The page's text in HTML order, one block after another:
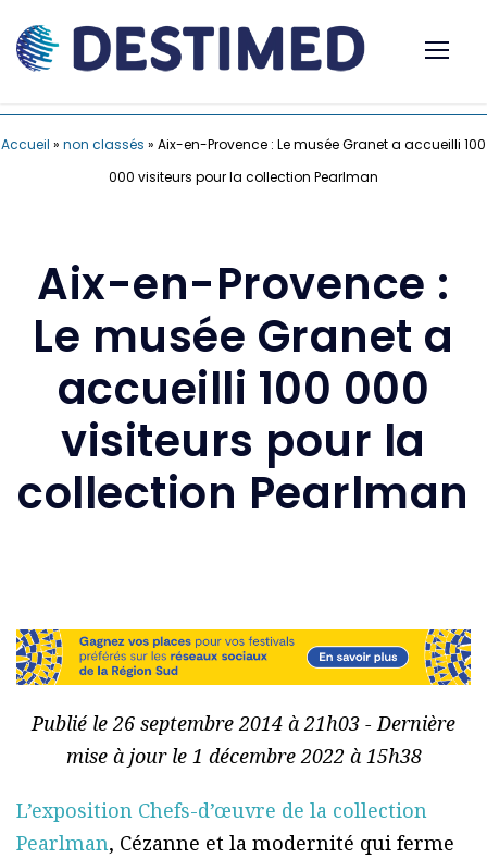
Accueil » non classés » Aix-en-Provence : Le musée Granet a accueilli 100
000 visiteurs pour la collection Pearlman
Aix-en-Provence :
Le musée Granet a
accueilli 100 000
visiteurs pour la
collection Pearlman
Publié le 26 septembre 2014 à 21h03 - Dernière
mise à jour le 1 décembre 2022 à 15h38
L’exposition Chefs-d’œuvre de la collection
Pearlman, Cézanne et la modernité qui ferme